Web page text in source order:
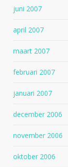
juni 2007
april 2007
maart 2007
februari 2007
januari 2007
december 2006
november 2006
oktober 2006